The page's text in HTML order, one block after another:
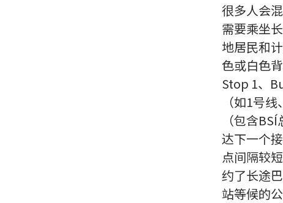
很多人会
需要乘坐
地居民和
色或白色
Stop 1、
（如1号
（包含
达下一个
点间隔较
约了长途
站等候的公